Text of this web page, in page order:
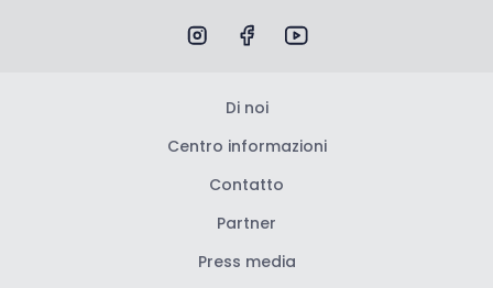
Di noi
Centro informazioni
Contatto
Partner
Press media